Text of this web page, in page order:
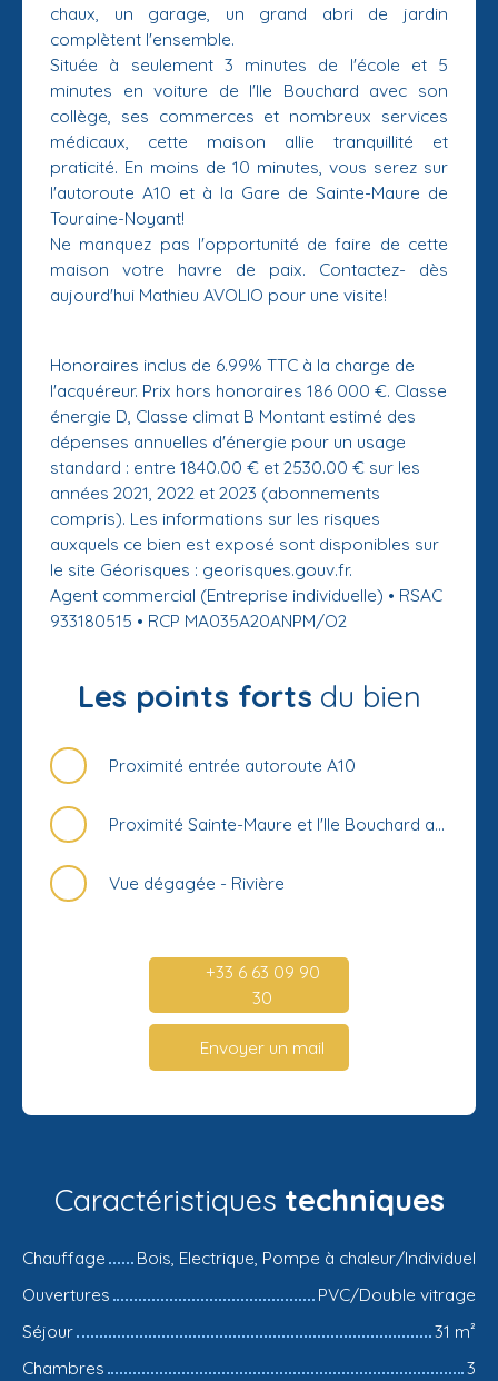
chaux, un garage, un grand abri de jardin
complètent l'ensemble.
Située à seulement 3 minutes de l'école et 5
minutes en voiture de l'Ile Bouchard avec son
collège, ses commerces et nombreux services
médicaux, cette maison allie tranquillité et
praticité. En moins de 10 minutes, vous serez sur
l'autoroute A10 et à la Gare de Sainte-Maure de
Touraine-Noyant!
Ne manquez pas l'opportunité de faire de cette
maison votre havre de paix. Contactez- dès
aujourd'hui Mathieu AVOLIO pour une visite!
Honoraires inclus de 6.99% TTC à la charge de
l'acquéreur. Prix hors honoraires 186 000 €. Classe
énergie D, Classe climat B Montant estimé des
dépenses annuelles d'énergie pour un usage
standard : entre 1840.00 € et 2530.00 € sur les
années 2021, 2022 et 2023 (abonnements
compris). Les informations sur les risques
auxquels ce bien est exposé sont disponibles sur
le site Géorisques : georisques.gouv.fr.
Agent commercial (Entreprise individuelle) • RSAC
933180515 • RCP MA035A20ANPM/O2
Les points forts du bien
Proximité entrée autoroute A10
Proximité Sainte-Maure et l'Ile Bouchard avec toutes commodités
Vue dégagée - Rivière
+33 6 63 09 90
30
Envoyer un mail
Caractéristiques techniques
Chauffage
Bois, Electrique, Pompe à chaleur/Individuel
Ouvertures
PVC/Double vitrage
Séjour
31 m²
Chambres
3